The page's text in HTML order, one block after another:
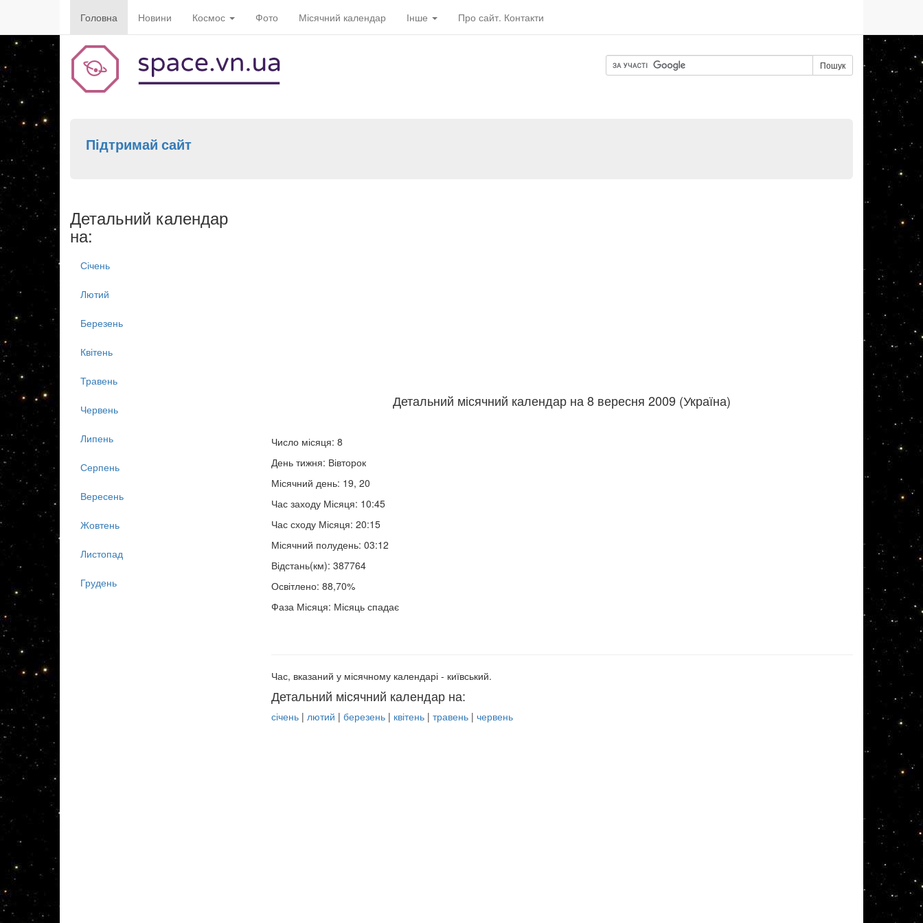
Головна Новини Космос Фото Місячний календар Інше Про сайт. Контакти
Пошук
Підтримай сайт
Детальний місячний календар на 8 вересня 2009 (Україна)
Число місяця: 8
День тижня: Вівторок
Місячний день: 19, 20
Час заходу Місяця: 10:45
Час сходу Місяця: 20:15
Місячний полудень: 03:12
Відстань(км): 387764
Освітлено: 88,70%
Фаза Місяця: Місяць спадає
Час, вказаний у місячному календарі - київський.
Детальний місячний календар на:
січень| лютий | березень| квітень| травень| червень
Детальний календар
на:
Січень
Лютий
Березень
Квітень
Травень
Червень
Липень
Серпень
Вересень
Жовтень
Листопад
Грудень